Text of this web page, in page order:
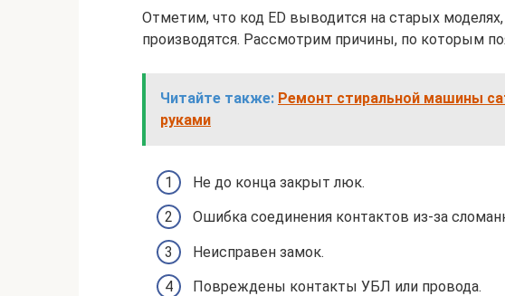
Отметим, что код ED выводится на старых
производятся. Рассмотрим причины, по которым
Читайте также: Ремонт стиральной машины
руками
Не до конца закрыт люк.
Ошибка соединения контактов из-за
Неисправен замок.
Повреждены контакты УБЛ или провода.